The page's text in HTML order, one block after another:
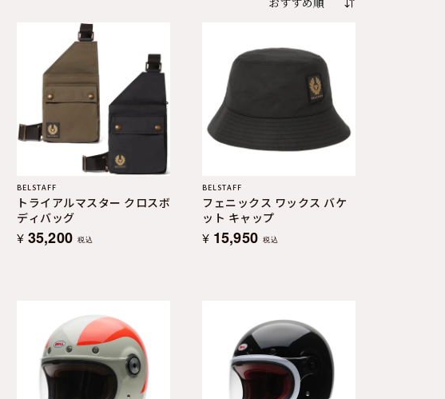
BELSTAFF
トライアルマスター クロスボ
ディバッグ
¥ 35,200 税込
BELSTAFF
フェニックス ワックス バケ
ット キャップ
¥ 15,950 税込